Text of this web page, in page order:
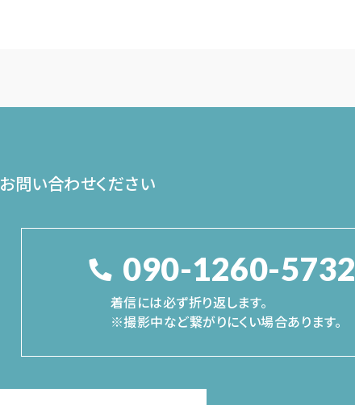
お問い合わせください
090-1260-5732
着信には必ず折り返します。
※撮影中など繋がりにくい場合あります。